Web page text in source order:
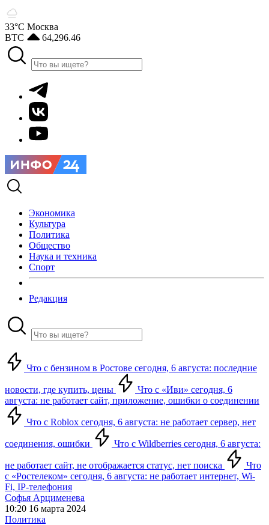
33°С Москва
BTC
64,296.46
Экономика
Культура
Политика
Общество
Наука и техника
Спорт
Редакция
Что с бензином в Ростове сегодня, 6 августа: последние
новости, где купить, цены
Что с «Иви» сегодня, 6
августа: не работает сайт, приложение, ошибки о соединении
Что с Roblox сегодня, 6 августа: не работает сервер, нет
соединения, ошибки Что с Wildberries сегодня, 6 августа:
не работает сайт, не отображается статус, нет поиска
Что
с «Ростелеком» сегодня, 6 августа: не работает интернет, Wi-
Fi, IP-телефония
Софья Арцименева
10:20 16 марта 2024
Политика